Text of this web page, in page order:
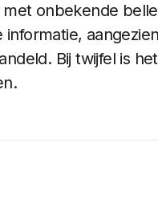
onbekende
Bij twijfel is